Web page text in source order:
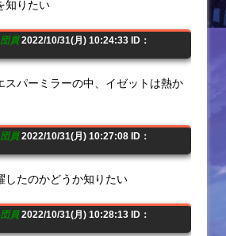
知りたい
員2022/10/31(月) 10:24:33 ID：
スパーミラーの中、イゼットは熱か
員2022/10/31(月) 10:27:08 ID：
したのかどうか知りたい
員2022/10/31(月) 10:28:13 ID：